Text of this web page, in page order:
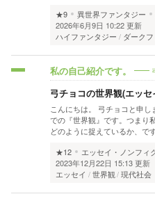
★9
異世界ファンタジー
2026年6月9日 10:22 更新
ハイファンタジー
ダーク
私の自己紹介です。
弓チョコの世界観(エッセ
こんにちは。 弓チョコと申
での『世界観』です。つまり
どのように捉えているか、で
★12
エッセイ・ノンフィ
2023年12月22日 15:13 更新
エッセイ
世界観 現代社会